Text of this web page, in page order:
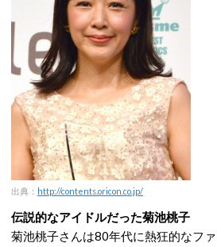
出典： http://contents.oricon.co.jp/
伝説的なアイドルだった菊池桃子
菊池桃子さんは80年代に熱狂的なフ